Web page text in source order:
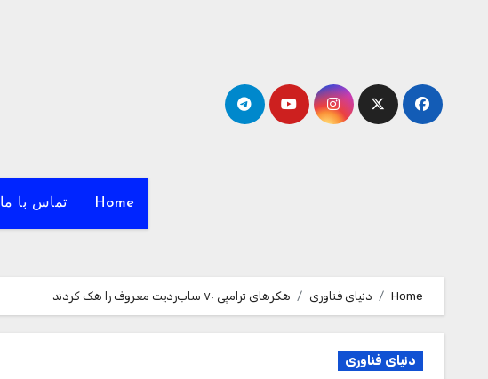
Home تماس با ما
Home دنیای فناوری هکرهای ترامپی ۷۰ ساب‌ردیت معروف را هک کردند
دنیای فناوری